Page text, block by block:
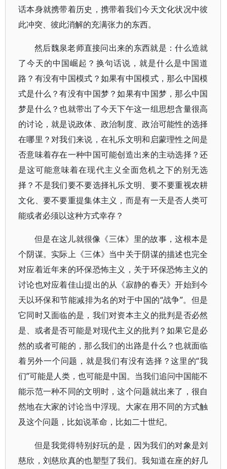
话本身就携带着历史，携带着我们今天文化状况中彼
此冲突、彼此消解的充满张力的东西。
然后魏泉老师直接问出来的东西就是：什么造就
了今天的中国崛起？换句话说，就是什么是中国道
路？有没有中国模式？如果有中国模式，那么中国模
式是什么？有没有中国梦？如果有中国梦，那么中国
梦是什么？也就带出了今天下午这一组思想含量很高
的讨论，就是说政体、政治制度、政治可能性的选择
在哪里？对我们来说，在礼乐文明和启蒙理性之间是
否意味着存在一种中国可能创造出来的主动选择？还
是这可能意味着在现代主义全面危机之下的别无选
择？不是我们要不要选择礼乐文明、要不要重视农耕
文化、要不要重提集体主义，而是有一天是否人类可
能或者必须以这种方式幸存？
但是在这儿就很像《三体》里的故事，这根本是
个阴谋。实际上《三体》当中关于阴谋的描述也完全
对应着近年来的环保恐怖主义，关于环保恐怖主义的
讨论也对应着佳山提出的从《寂静的春天》开始到今
天以环保和节能减排为名的对于中国的“战争”。但是
它同时又面临的是，我们对资本主义的批判是否必然
是、或者是否可能是对现代主义的批判？如果它是必
然的或者可能的，那么我们的出路是什么？也就面临
着另外一个问题，就是我们有没有选择？这里的“我
们”可能是人类，也可能是中国。当我们追问中国能不
能示范一种不同的文明时，这个问题就出来了，很自
然地在大家的讨论当中浮现。大家在用不同的方式触
及这个问题，比如说革命，比如二十世纪。
但是我觉得特别好玩的是，因为我们的对象是刘
慈欣，刘慈欣真的也塑型了我们。我知道在座的好几